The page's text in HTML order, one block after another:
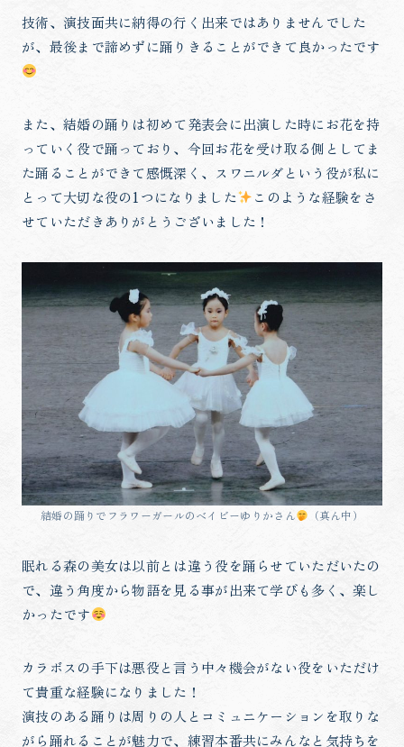
技術、演技面共に納得の行く出来ではありませんでした
が、最後まで諦めずに踊りきることができて良かったです
また、結婚の踊りは初めて発表会に出演した時にお花を持
っていく役で踊っており、今回お花を受け取る側としてま
た踊ることができて感慨深く、スワニルダという役が私に
とって大切な役の1つになりました
このような経験をさ
せていただきありがとうございました！
結婚の踊りでフラワーガールのベイビーゆりかさん （真ん中）
眠れる森の美女は以前とは違う役を踊らせていただいたの
で、違う角度から物語を見る事が出来て学びも多く、楽し
かったです
カラボスの手下は悪役と言う中々機会がない役をいただけ
て貴重な経験になりました！
演技のある踊りは周りの人とコミュニケーションを取りな
がら踊れることが魅力で、練習本番共にみんなと気持ちを